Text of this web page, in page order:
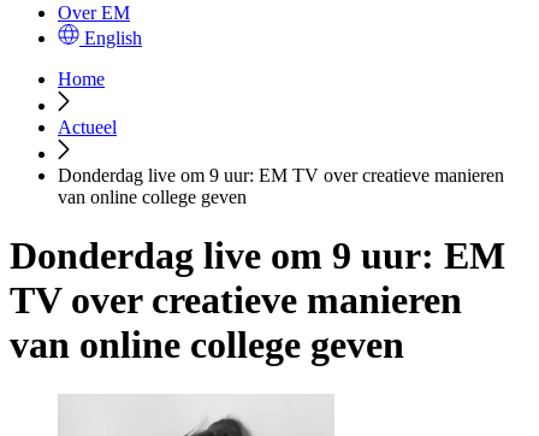
Over EM
English
Home
Actueel
Donderdag live om 9 uur: EM TV over creatieve manieren
van online college geven
Donderdag live om 9 uur: EM
TV over creatieve manieren
van online college geven